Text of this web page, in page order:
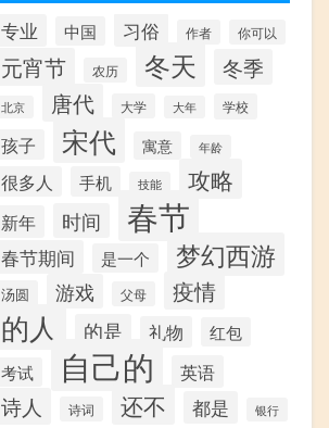
专业 中国 习俗 作者 你可以
元宵节 农历 冬天 冬季
北京 唐代 大学 大年 学校
孩子 宋代 寓意 年龄
很多人 手机 技能 攻略
新年 时间 春节
春节期间 是一个 梦幻西游
汤圆 游戏 父母 疫情
的人 的是 礼物
红包
考试
自己的 英语
诗人 诗词 还不 都是
银行